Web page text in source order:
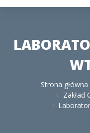
Strona główna
Zakład